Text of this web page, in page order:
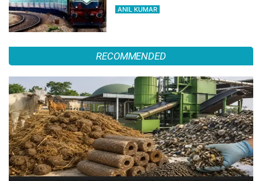
स्पेशल ट्रेन, देखें टाइमिंग
ANIL KUMAR
RECOMMENDED